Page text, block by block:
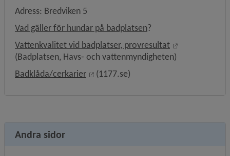
Adress: Bredviken 5
Vad gäller för hundar på badplatsen?
Vattenkvalitet vid badplatser, provresultat
Länk till
(Badplatsen, Havs- och vattenmyndigheten)
Badklåda/cerkarier
Länk till annan webbplats, öppnas i
(1177.se)
Andra sidor